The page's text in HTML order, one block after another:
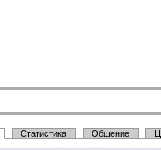
Статистика Общение